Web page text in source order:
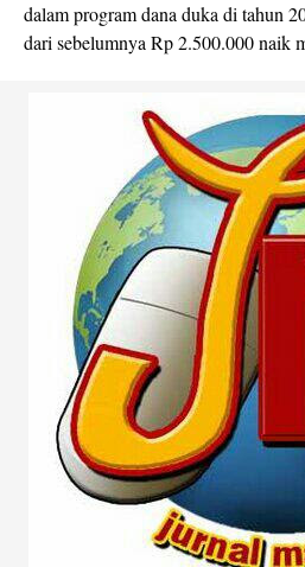
dalam program dana duka di tahun
dari sebelumnya Rp 2.500.000 naik